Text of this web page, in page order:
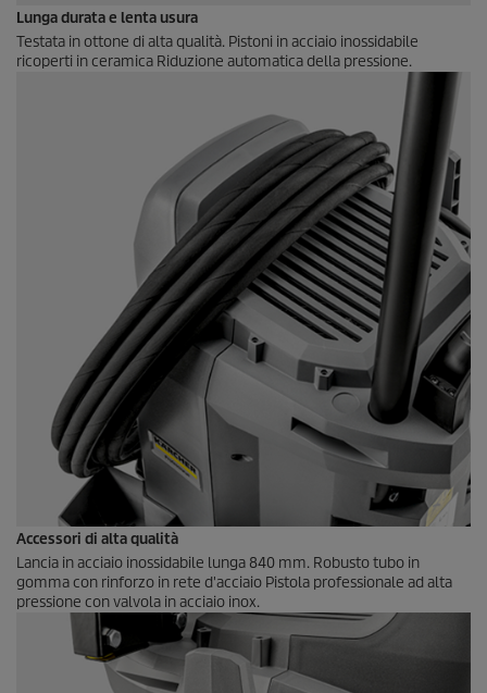
Lunga durata e lenta usura
Testata in ottone di alta qualità. Pistoni in acciaio inossidabile
ricoperti in ceramica Riduzione automatica della pressione.
Accessori di alta qualità
Lancia in acciaio inossidabile lunga 840 mm. Robusto tubo in
gomma con rinforzo in rete d'acciaio Pistola professionale ad alta
pressione con valvola in acciaio inox.